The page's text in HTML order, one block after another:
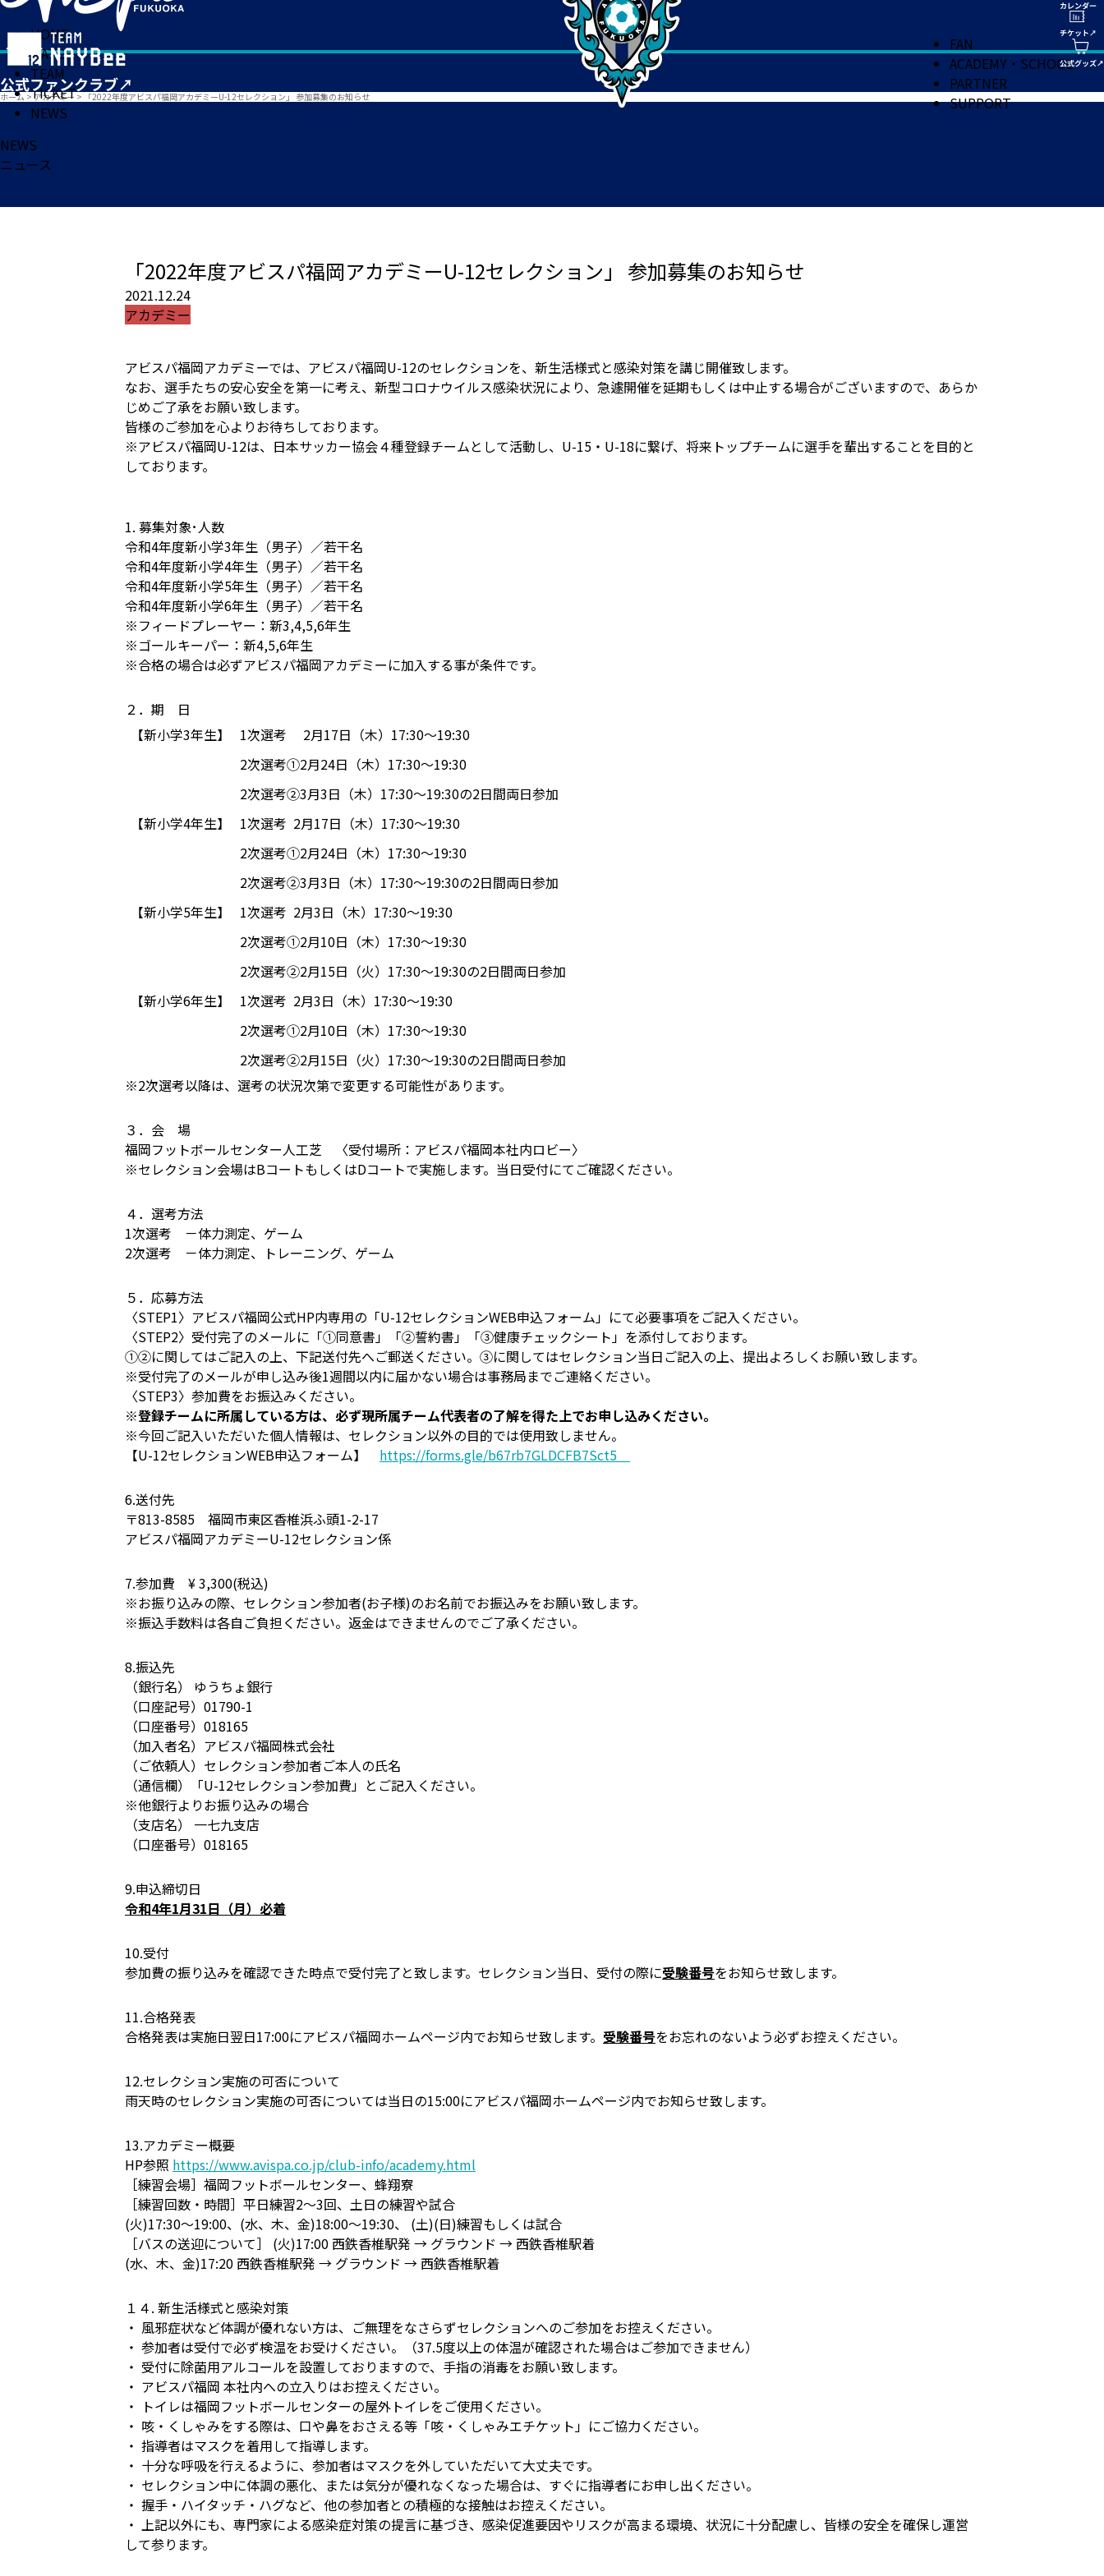
HOME
MATCH
TEAM
TICKET
NEWS
FAN
ACADEMY・SCHOOL
PARTNER
SUPPORT
ホーム > アカデミー > 「2022年度アビスパ福岡アカデミーU-12セレクション」 参加募集のお知らせ
NEWS
ニュース
「2022年度アビスパ福岡アカデミーU-12セレクション」 参加募集のお知らせ
2021.12.24
アカデミー
アビスパ福岡アカデミーでは、アビスパ福岡U-12のセレクションを、新生活様式と感染対策を講じ開催致します。
なお、選手たちの安心安全を第一に考え、新型コロナウイルス感染状況により、急遽開催を延期もしくは中止する場合がございますので、あらか
じめご了承をお願い致します。
皆様のご参加を心よりお待ちしております。
※アビスパ福岡U-12は、日本サッカー協会４種登録チームとして活動し、U-15・U-18に繋げ、将来トップチームに選手を輩出することを目的と
しております。
1. 募集対象･人数
令和4年度新小学3年生（男子）／若干名
令和4年度新小学4年生（男子）／若干名
令和4年度新小学5年生（男子）／若干名
令和4年度新小学6年生（男子）／若干名
※フィードプレーヤー：新3,4,5,6年生
※ゴールキーパー：新4,5,6年生
※合格の場合は必ずアビスパ福岡アカデミーに加入する事が条件です。
２．期 日
【新小学3年生】
1次選考 2月17日（木）17:30～19:30
2次選考①2月24日（木）17:30～19:30
2次選考②3月3日（木）17:30〜19:30の2日間両日参加
【新小学4年生】
1次選考 2月17日（木）17:30～19:30
2次選考①2月24日（木）17:30～19:30
2次選考②3月3日（木）17:30〜19:30の2日間両日参加
【新小学5年生】
1次選考 2月3日（木）17:30～19:30
2次選考①2月10日（木）17:30～19:30
2次選考②2月15日（火）17:30〜19:30の2日間両日参加
【新小学6年生】
1次選考 2月3日（木）17:30～19:30
2次選考①2月10日（木）17:30～19:30
2次選考②2月15日（火）17:30〜19:30の2日間両日参加
※2次選考以降は、選考の状況次第で変更する可能性があります。
３．会 場
福岡フットボールセンター人工芝 〈受付場所：アビスパ福岡本社内ロビー〉
※セレクション会場はBコートもしくはDコートで実施します。当日受付にてご確認ください。
４．選考方法
1次選考 －体力測定、ゲーム
2次選考 －体力測定、トレーニング、ゲーム
５．応募方法
〈STEP1〉アビスパ福岡公式HP内専用の「U-12セレクションWEB申込フォーム」にて必要事項をご記入ください。
〈STEP2〉受付完了のメールに「①同意書」「②誓約書」「③健康チェックシート」を添付しております。
①②に関してはご記入の上、下記送付先へご郵送ください。③に関してはセレクション当日ご記入の上、提出よろしくお願い致します。
※受付完了のメールが申し込み後1週間以内に届かない場合は事務局までご連絡ください。
〈STEP3〉参加費をお振込みください。
※登録チームに所属している方は、必ず現所属チーム代表者の了解を得た上でお申し込みください。
※今回ご記入いただいた個人情報は、セレクション以外の目的では使用致しません。
【U-12セレクションWEB申込フォーム】 https://forms.gle/b67rb7GLDCFB7Sct5
6.送付先
〒813-8585 福岡市東区香椎浜ふ頭1-2-17
アビスパ福岡アカデミーU-12セレクション係
7.参加費 ¥ 3,300(税込)
※お振り込みの際、セレクション参加者(お子様)のお名前でお振込みをお願い致します。
※振込手数料は各自ご負担ください。返金はできませんのでご了承ください。
8.振込先
（銀行名） ゆうちょ銀行
（口座記号）01790-1
（口座番号）018165
（加入者名）アビスパ福岡株式会社
（ご依頼人）セレクション参加者ご本人の氏名
（通信欄）「U-12セレクション参加費」とご記入ください。
※他銀行よりお振り込みの場合
（支店名） 一七九支店
（口座番号）018165
9.申込締切日
令和4年1月31日（月）必着
10.受付
参加費の振り込みを確認できた時点で受付完了と致します。セレクション当日、受付の際に受験番号をお知らせ致します。
11.合格発表
合格発表は実施日翌日17:00にアビスパ福岡ホームページ内でお知らせ致します。 受験番号をお忘れのないよう必ずお控えください。
12.セレクション実施の可否について
雨天時のセレクション実施の可否については当日の15:00にアビスパ福岡ホームページ内でお知らせ致します。
13.アカデミー概要
HP参照 https://www.avispa.co.jp/club-info/academy.html
［練習会場］福岡フットボールセンター、蜂翔寮
［練習回数・時間］平日練習2〜3回、土日の練習や試合
(火)17:30〜19:00、(水、木、金)18:00〜19:30、 (土)(日)練習もしくは試合
［バスの送迎について］ (火)17:00 西鉄香椎駅発 → グラウンド → 西鉄香椎駅着
(水、木、金)17:20 西鉄香椎駅発 → グラウンド → 西鉄香椎駅着
１４. 新生活様式と感染対策
・ 風邪症状など体調が優れない方は、ご無理をなさらずセレクションへのご参加をお控えください。
・ 参加者は受付で必ず検温をお受けください。（37.5度以上の体温が確認された場合はご参加できません）
・ 受付に除菌用アルコールを設置しておりますので、手指の消毒をお願い致します。
・ アビスパ福岡 本社内への立入りはお控えください。
・ トイレは福岡フットボールセンターの屋外トイレをご使用ください。
・ 咳・くしゃみをする際は、口や鼻をおさえる等「咳・くしゃみエチケット」にご協力ください。
・ 指導者はマスクを着用して指導します。
・ 十分な呼吸を行えるように、参加者はマスクを外していただいて大丈夫です。
・ セレクション中に体調の悪化、または気分が優れなくなった場合は、すぐに指導者にお申し出ください。
・ 握手・ハイタッチ・ハグなど、他の参加者との積極的な接触はお控えください。
・ 上記以外にも、専門家による感染症対策の提言に基づき、感染促進要因やリスクが高まる環境、状況に十分配慮し、皆様の安全を確保し運営
して参ります。